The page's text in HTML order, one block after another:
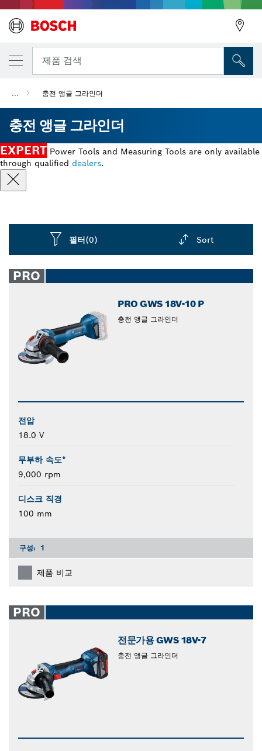
제품 검색
... 충전 앵글 그라인더
충전 앵글 그라인더
EXPERT Power Tools and Measuring Tools are only available
through qualified dealers.
필터(0) Sort
closed
PRO
PRO GWS 18V-10 P
충전 앵글 그라인더
전압
18.0 V
무부하 속도*
9,000 rpm
디스크 직경
100 mm
구성: 1
제품 비교
PRO
전문가용 GWS 18V-7
충전 앵글 그라인더